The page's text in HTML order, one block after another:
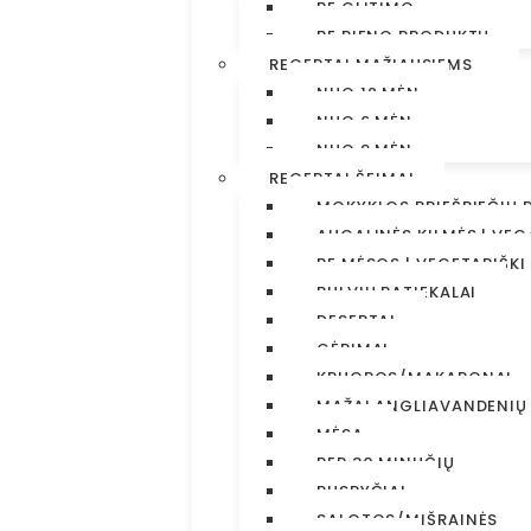
BE GLITIMO
BE PIENO PRODUKTŲ
RECEPTAI MAŽIAUSIEMS
NUO 12 MĖN
NUO 6 MĖN
NUO 9 MĖN
RECEPTAI ŠEIMAI
MOKYKLOS PRIEŠPIEČIŲ
AUGALINĖS KILMĖS |
BE MĖSOS | VEGETARIŠKI
BULVIŲ PATIEKALAI
DESERTAI
GĖRIMAI
KRUOPOS/MAKARONAI
MAŽAI ANGLIAVANDENIŲ
MĖSA
PER 30 MINUČIŲ
PUSRYČIAI
SALOTOS/MIŠRAINĖS